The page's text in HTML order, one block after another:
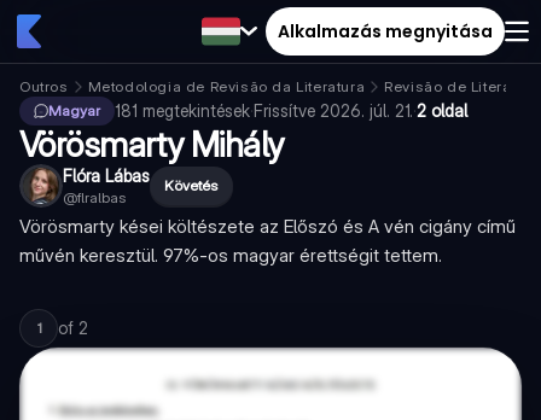
Alkalmazás megnyitása
Outros Metodologia de Revisão da Literatura
Revisão de Literatura
Magyar
181 megtekintések·Frissítve 2026. júl. 21.·2 oldal
Vörösmarty Mihály
Flóra Lábas
@flralbas
Követés
Vörösmarty kései költészete az Előszó és A vén cigány című
művén keresztül. 97%-os magyar érettségit tettem.
1 of 2